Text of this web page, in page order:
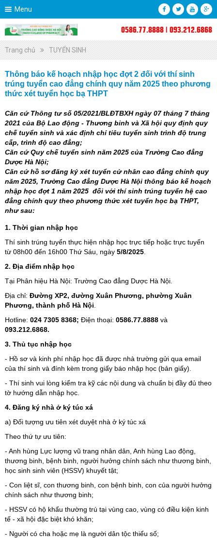
Menu
0586.77.8888 | 093.212.6868
Trang chủ TUYỂN SINH
Thông báo kế hoạch nhập học đợt 2 đối với thí sinh
trúng tuyển cao đẳng chính quy năm 2025 theo phương
thức xét tuyển học bạ THPT
Căn cứ Thông tư số 05/2021/BLĐTBXH ngày 07 tháng 7 tháng
2021 của Bộ Lao động - Thương binh và Xã hội quy định quy
chế tuyển sinh và xác định chỉ tiêu tuyển sinh trình độ trung
cấp, trình độ cao đẳng;
Căn cứ Quy chế tuyển sinh năm 2025 của Trường Cao đẳng
Dược Hà Nội;
Căn cứ hồ sơ đăng ký xét tuyển cử nhân cao đẳng chính quy
năm 2025, Trường Cao đẳng Dược Hà Nội thông báo kế hoạch
nhập học đợt 1 năm 2025 đối với thí sinh trúng tuyển hệ cao
đẳng chính quy theo phương thức xét tuyển học bạ THPT,
như sau:
1. Thời gian nhập học
Thí sinh trúng tuyển thực hiện nhập học trực tiếp hoặc trực tuyến
từ 08h00 đến 16h00 Thứ Sáu, ngày 5/8/2025
2. Địa điểm nhập học
Tại Phân hiệu Hà Nội: Trường Cao đẳng Dược Hà Nội.
Địa chỉ: Đường XP2, đường Xuân Phương, phường Xuân
Phương, thành phố Hà Nội
Hotline: 024 7305 8368; Điện thoại: 0586.77.8888 và
093.212.6868.
3. Thủ tục nhập học
- Hồ sơ và kinh phí nhập học đã được nhà trường gửi qua email
của thí sinh và đính kèm trong giấy báo nhập học (bản giấy).
- Thí sinh vui lòng kiểm tra kỹ các nội dung và chuẩn bị đầy đủ theo
tờ hướng dẫn nhập học.
4. Đăng ký nhà ở ký túc xá
a) Đối tượng ưu tiên xét duyệt nhà ở ký túc xá
Theo thứ tự ưu tiên:
- Anh hùng Lực lượng vũ trang nhân dân, Anh hùng Lao động,
thương binh, bệnh binh, người hưởng chính sách như thương binh,
học sinh sinh viên (HSSV) khuyết tật;
- Con liệt sĩ, con thương binh, con bệnh binh, con của người hưởng
chính sách như thương binh;
- HSSV có hộ khẩu thường trú tại vùng cao, vùng có điều kiện kinh
tế - xã hội đặc biệt khó khăn;
- Người có cha hoặc mẹ là người dân tộc thiểu số;